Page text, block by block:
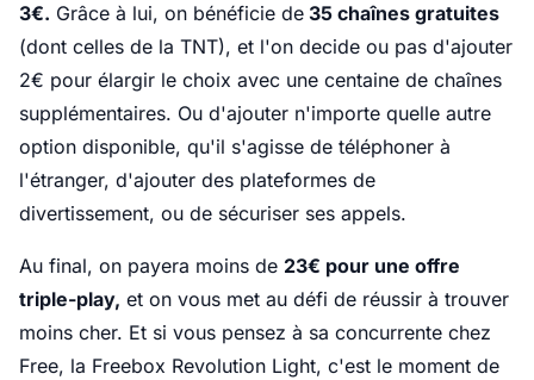
3€. Grâce à lui, on bénéficie de 35 chaînes gratuites
(dont celles de la TNT), et l'on decide ou pas d'ajouter
2€ pour élargir le choix avec une centaine de chaînes
supplémentaires. Ou d'ajouter n'importe quelle autre
option disponible, qu'il s'agisse de téléphoner à
l'étranger, d'ajouter des plateformes de
divertissement, ou de sécuriser ses appels.
Au final, on payera moins de 23€ pour une offre
triple-play, et on vous met au défi de réussir à trouver
moins cher. Et si vous pensez à sa concurrente chez
Free, la Freebox Revolution Light, c'est le moment de